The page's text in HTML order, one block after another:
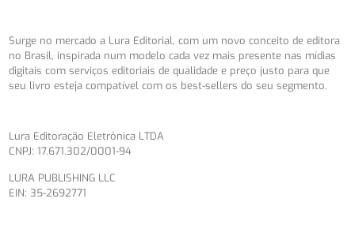
Surge no mercado a Lura Editorial, com um novo conceito de editora
no Brasil, inspirada num modelo cada vez mais presente nas mídias
digitais com serviços editoriais de qualidade e preço justo para que
seu livro esteja compatível com os best-sellers do seu segmento.
Lura Editoração Eletrônica LTDA
CNPJ: 17.671.302/0001-94
LURA PUBLISHING LLC
EIN: 35-2692771